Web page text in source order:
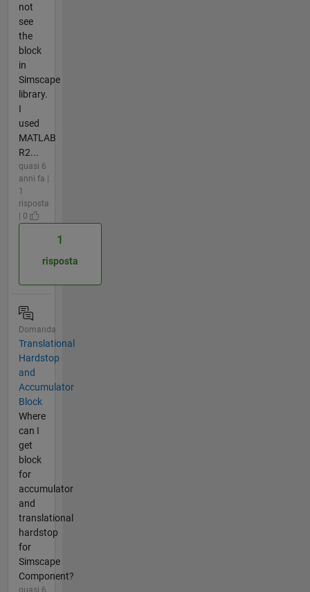
not
see
the
block
in
Simscape
library.
I
used
MATLAB
R2...
quasi 6
anni fa |
1
risposta
| 0
1
risposta
Domanda
Translational
Hardstop
and
Accumulator
Block
Where
can I
get
block
for
accumulator
and
translational
hardstop
for
Simscape
Component?
quasi 6